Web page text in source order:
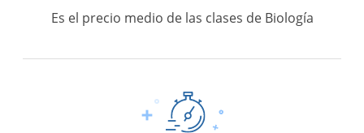
Es el precio medio de las clases de Biología